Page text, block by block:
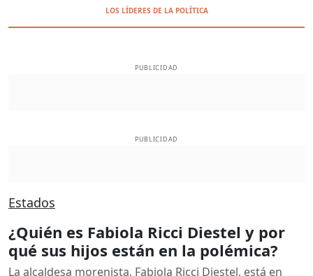
LOS LÍDERES DE LA POLÍTICA
PUBLICIDAD
PUBLICIDAD
Estados
¿Quién es Fabiola Ricci Diestel y por
qué sus hijos están en la polémica?
La alcaldesa morenista, Fabiola Ricci Diestel, está en